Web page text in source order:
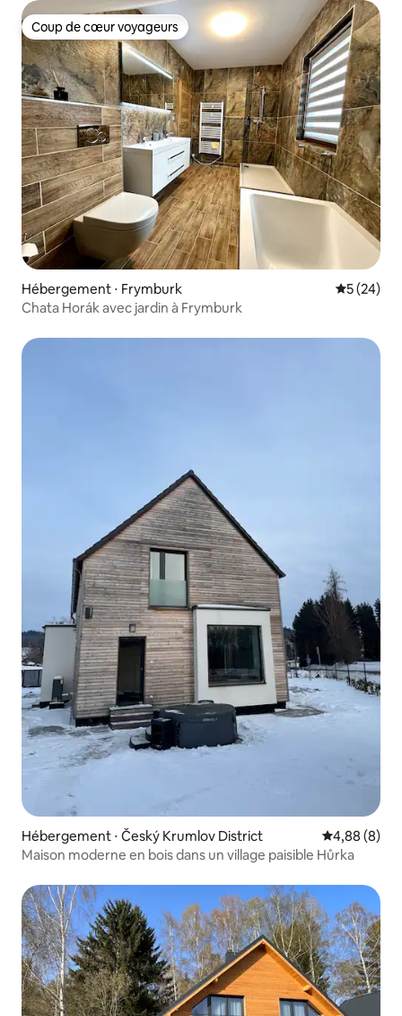
Coup de cœur voyageurs
Coup de cœur voyageurs
Hébergement ⋅ Frymburk
5 (24)
Chata Horák avec jardin à Frymburk
Hébergement ⋅ Český Krumlov District Évaluation
4,88 (8)
Maison moderne en bois dans un village paisible Hůrka